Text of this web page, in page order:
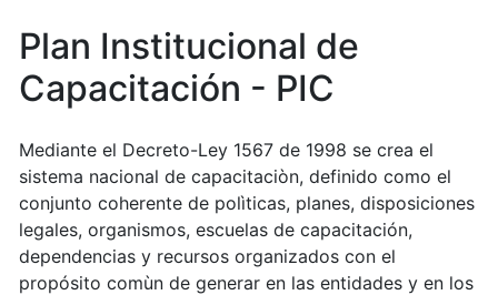
Plan Institucional de
Capacitación - PIC
Mediante el Decreto-Ley 1567 de 1998 se crea el
sistema nacional de capacitaciòn, definido como el
conjunto coherente de polìticas, planes, disposiciones
legales, organismos, escuelas de capacitación,
dependencias y recursos organizados con el
propósito comùn de generar en las entidades y en los